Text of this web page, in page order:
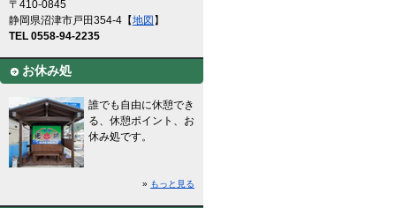
〒410-0845
静岡県沼津市戸田354-4【地図 】
TEL 0558-94-2235
お休み処
誰でも自由に休憩でき
る、休憩ポイント、お
休み処です。
» もっと見る